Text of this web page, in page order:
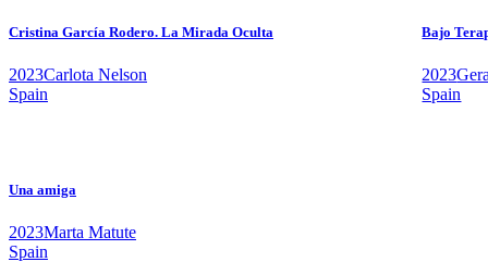
Cristina García Rodero. La Mirada Oculta
2023Carlota Nelson
Spain
Bajo
2023
Spain
Una amiga
2023Marta Matute
Spain